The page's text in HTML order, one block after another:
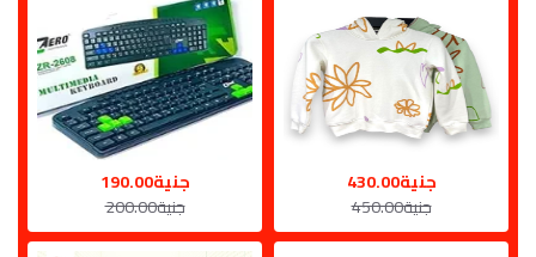
جنية430.00
جنية450.00
جنية190.00
جنية200.00